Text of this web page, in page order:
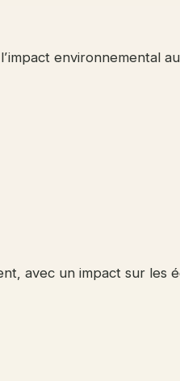
environnemental
avec un impact sur les